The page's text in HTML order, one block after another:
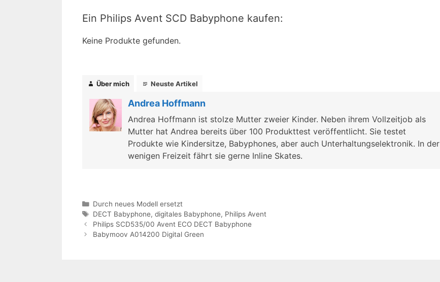
Ein Philips Avent SCD Babyphone kaufen:
Keine Produkte gefunden.
Über mich Neuste Artikel
Andrea Hoffmann
Andrea Hoffmann ist stolze Mutter zweier Kinder. Neben ihrem Vollzeitjob als
Mutter hat Andrea bereits über 100 Produkttest veröffentlicht. Sie testet
Produkte wie Kindersitze, Babyphones, aber auch Unterhaltungselektronik. In der
wenigen Freizeit fährt sie gerne Inline Skates.
Kategorien
Durch neues Modell ersetzt
Schlagwörter
DECT Babyphone,digitales Babyphone, Philips Avent
Philips SCD535/00 Avent ECO DECT Babyphone
Babymoov A014200 Digital Green